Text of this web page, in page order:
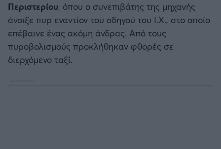
Περιστερίου, όπου ο συνεπιβάτης της μηχανής
άνοιξε πυρ εναντίον του οδηγού του Ι.Χ., στο οποίο
επέβαινε ένας ακόμη άνδρας. Από τους
πυροβολισμούς προκλήθηκαν φθορές σε
διερχόμενο ταξί.